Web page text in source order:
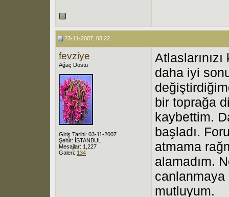
23-11-2007, 08:22
fevziye
Ağaç Dostu
Giriş Tarihi: 03-11-2007
Şehir: İSTANBUL
Mesajlar: 1,227
Galeri: 134
daha iyi
bir toprağa
kaybettim.
başladı.
atmama
alamadım.
canlanmaya
mutluyum.